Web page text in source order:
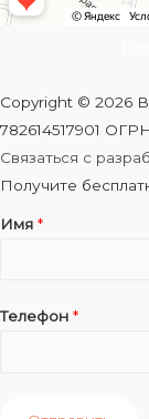
Copyright © 2026
782614517901
Связаться с
Получите
Имя *
Телефон *